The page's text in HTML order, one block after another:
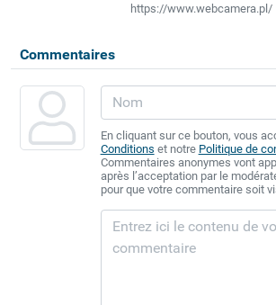
https://www.webcamera.pl/
Commentaires
En cliquant sur ce bouton, vous
Conditions et notre Politique de
Commentaires anonymes vont
après l’acceptation par le
pour que votre commentaire soit